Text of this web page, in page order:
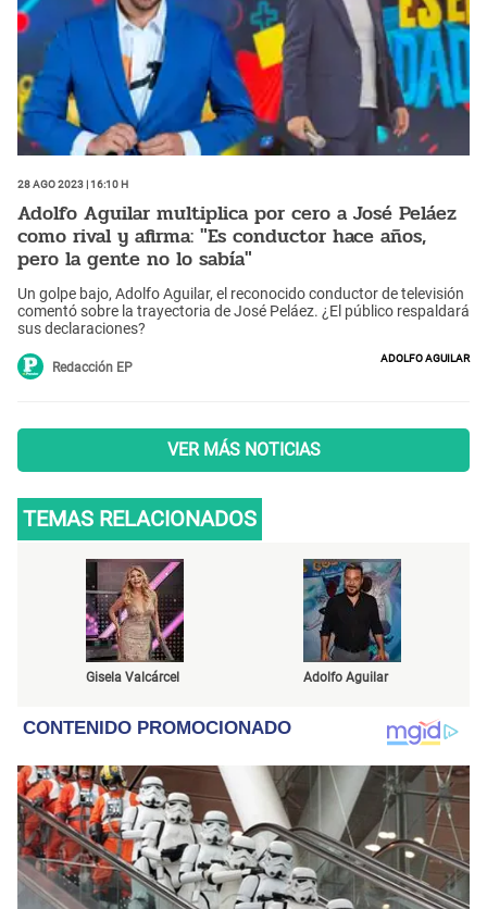
28 Ago 2023 | 16:10 h
Adolfo Aguilar multiplica por cero a José Peláez
como rival y afirma: "Es conductor hace años,
pero la gente no lo sabía"
Un golpe bajo, Adolfo Aguilar, el reconocido conductor de televisión
comentó sobre la trayectoria de José Peláez. ¿El público respaldará
sus declaraciones?
Redacción EP
Adolfo Aguilar
VER MÁS NOTICIAS
TEMAS RELACIONADOS
Gisela Valcárcel Adolfo Aguilar